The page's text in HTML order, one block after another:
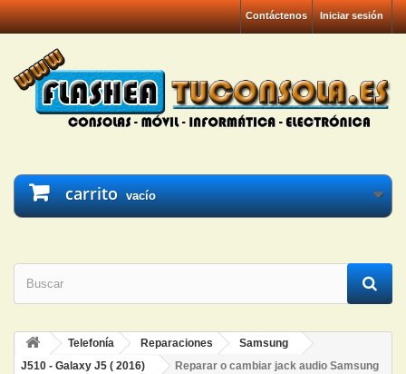
Iniciar sesión
Contáctenos
carrito vacío
Telefonía Reparaciones
Samsung
J510 - Galaxy J5 ( 2016)
Reparar o cambiar jack audio Samsung